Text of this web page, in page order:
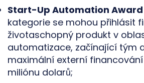
Start-Up Automation Award
kategorie se mohou přihlásit
životaschopný produkt v
automatizace, začínající tým
maximální externí financování
miliónu dolarů;